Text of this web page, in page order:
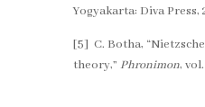
Yogyakarta: Diva Press,
[5] C. Botha,
theory,” Phronimon,